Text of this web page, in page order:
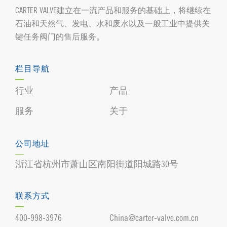
CARTER VALVE建立在一流产品和服务的基础上，将继续在
石油和天然气、发电、水和废水以及一般工业中提供关
键任务阀门的售后服务。
栏目导航
行业
产品
服务
关于
公司地址
浙江省杭州市萧山区南阳街道阳城路30号
联系方式
400-998-3976 China@carter-valve.com.cn